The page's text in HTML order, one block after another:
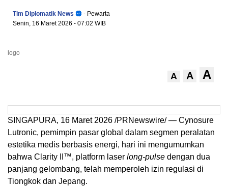
Tim Diplomatik News
- Pewarta
Senin, 16 Maret 2026 - 07:02 WIB
logo
A A A
SINGAPURA, 16 Maret 2026 /PRNewswire/ — Cynosure
Lutronic, pemimpin pasar global dalam segmen peralatan
estetika medis berbasis energi, hari ini mengumumkan
bahwa Clarity II™, platform laser long-pulse dengan dua
panjang gelombang, telah memperoleh izin regulasi di
Tiongkok dan Jepang.